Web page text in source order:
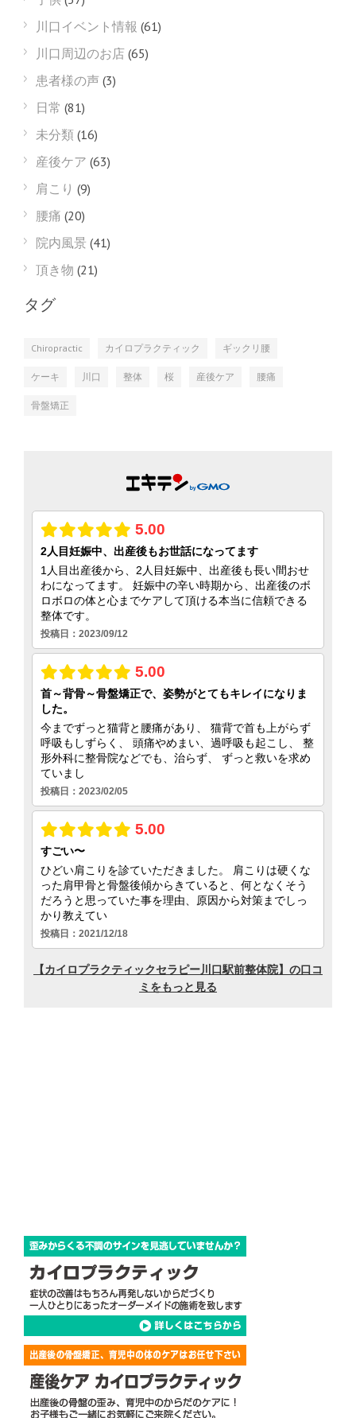
川口イベント情報 (61)
川口周辺のお店 (65)
患者様の声 (3)
日常 (81)
未分類 (16)
産後ケア (63)
肩こり (9)
腰痛 (20)
院内風景 (41)
頂き物 (21)
タグ
Chiropractic カイロプラクティック ギックリ腰
ケーキ 川口 整体 桜 産後ケア 腰痛
骨盤矯正